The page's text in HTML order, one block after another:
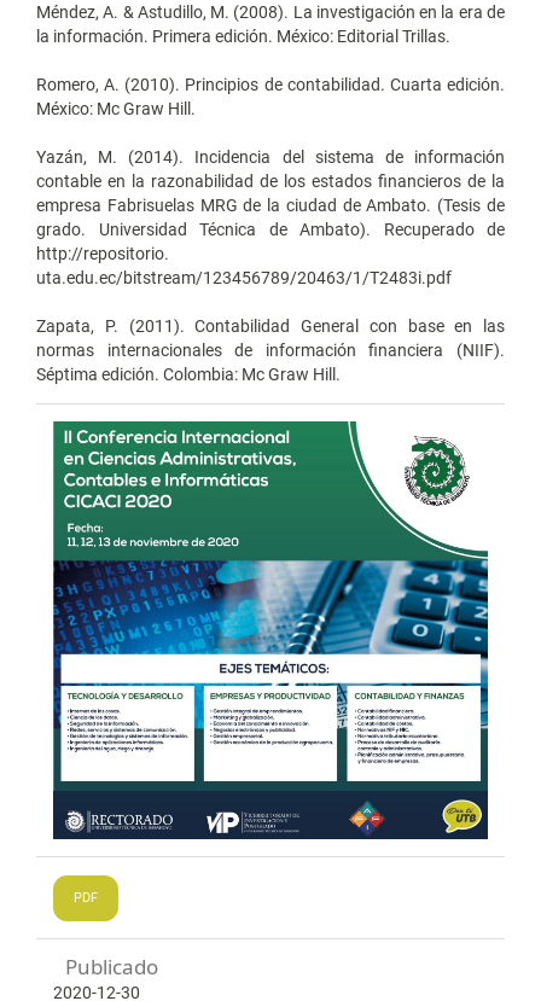
Méndez, A. & Astudillo, M. (2008). La investigación en la era de
la información. Primera edición. México: Editorial Trillas.
Romero, A. (2010). Principios de contabilidad. Cuarta edición.
México: Mc Graw Hill.
Yazán, M. (2014). Incidencia del sistema de información
contable en la razonabilidad de los estados financieros de la
empresa Fabrisuelas MRG de la ciudad de Ambato. (Tesis de
grado. Universidad Técnica de Ambato). Recuperado de
http://repositorio.
uta.edu.ec/bitstream/123456789/20463/1/T2483i.pdf
Zapata, P. (2011). Contabilidad General con base en las
normas internacionales de información financiera (NIIF).
Séptima edición. Colombia: Mc Graw Hill.
PDF
Publicado
2020-12-30